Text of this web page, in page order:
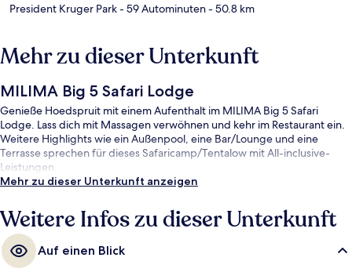
President Kruger Park- 59 Autominuten- 50.8 km
Mehr zu dieser Unterkunft
MILIMA Big 5 Safari Lodge
Genieße Hoedspruit mit einem Aufenthalt im MILIMA Big 5 Safari
Lodge. Lass dich mit Massagen verwöhnen und kehr im Restaurant ein.
Weitere Highlights wie ein Außenpool, eine Bar/Lounge und eine
Terrasse sprechen für dieses Safaricamp/Tentalow mit All-inclusive-
Leistungen.
Mehr zu dieser Unterkunft anzeigen
Weitere Infos zu dieser Unterkunft
Auf einen Blick